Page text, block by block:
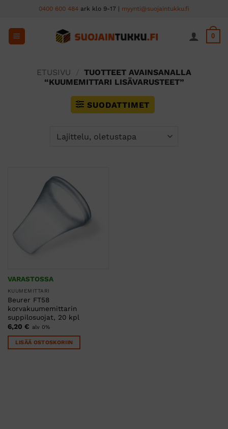
content
0400 600 484 ark klo 9-17 | myynti@suojaintukku.fi
0
ETUSIVU
TUOTTEET AVAINSANALLA
“KUUMEMITTARI LISÄVARUSTEET”
SUODATTIMET
VARASTOSSA
KUUMEMITTARI
Beurer FT58
korvakuumemittarin
suppilosuojat, 20 kpl
6,20 € alv 0%
LISÄÄ OSTOSKORIIN